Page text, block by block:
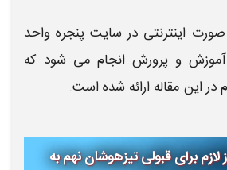
اینترنتی در سایت پنجره واحد
آموزش و پرورش انجام می شود که
این مقاله ارائه شده است.
لازم برای قبولی تیزهوشان نهم به